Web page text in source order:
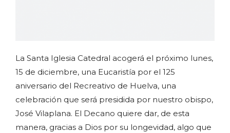
La Santa Iglesia Catedral acogerá el próximo lunes,
15 de diciembre, una Eucaristía por el 125
aniversario del Recreativo de Huelva, una
celebración que será presidida por nuestro obispo,
José Vilaplana. El Decano quiere dar, de esta
manera, gracias a Dios por su longevidad, algo que